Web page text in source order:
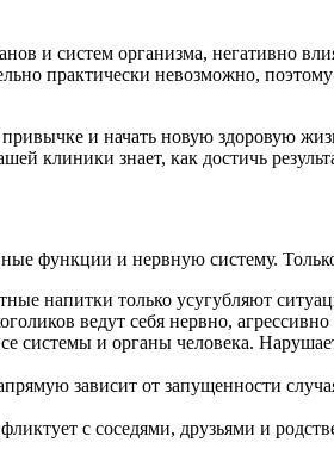
и систем организма, негативно
практически невозможно,
и начать новую здоровую
клиники знает, как достичь
функции и нервную систему.
напитки только усугубляют
ведут себя нервно,
системы и органы человека.
зависит от запущенности
с соседями, друзьями и